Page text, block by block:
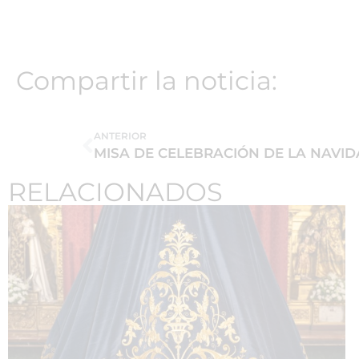
Compartir la noticia:
ANTERIOR
MISA DE CELEBRACIÓN DE LA
RELACIONADOS